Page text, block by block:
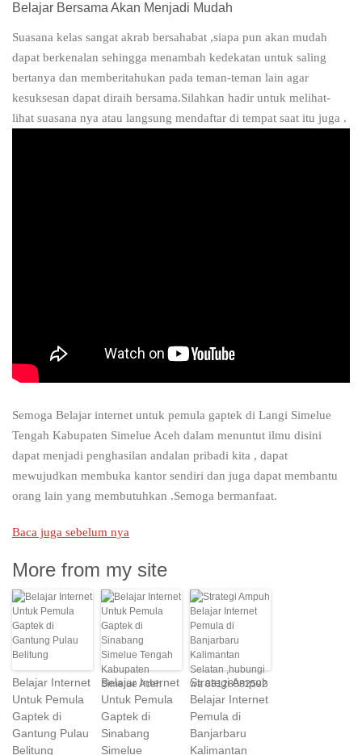
Belajar Bersama Akan Menjadi Mudah
Suasana kelas sangat akrab bersahabat ,siapa pun akan mudah
dapat berkenalan sehingga menambah kedekatan untuk saling
bertanya dan memberitahukan pada teman-teman lain agar
kesuksesan dapat diraih bersama.Silahkan hadir untuk melihat-
lihat suasana nya atau langsung mendaftar di tempat saat itu juga .
Semoga Belajar internet untuk pemula gaptek di Langi Simelue
Tengah Kabupaten Simelue Aceh dalam menuntut ilmu disini
dapat menjadi penghasilan andalan pribadi kita , dapat
mewujudkan membuka kantor sendiri dan juga dapat membantu
orang lain yang membutuhkan .Semoga bermanfaat.
Baca juga sebelum nya
More from my site
Belajar Internet
Untuk Pemula
Gaptek di
Gantung Pulau
Belitung
Belajar Internet
Untuk Pemula
Gaptek di
Sinabang
Simelue
Strategi Ampuh
Belajar Internet
Pemula di
Banjarbaru
Kalimantan